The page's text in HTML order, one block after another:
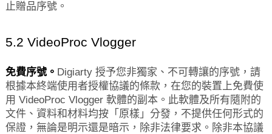
止贈品序號。
5.2 VideoProc Vlogger
免費序號。 Digiarty 授予您非獨家、不可轉讓的序號，請
根據本終端使用者授權協議的條款，在您的裝置上免費使
用 VideoProc Vlogger 軟體的副本。此軟體及所有隨附的
文件、資料和材料均按「原樣」分發，不提供任何形式的
保證，無論是明示還是暗示，除非法律要求。除非本協議